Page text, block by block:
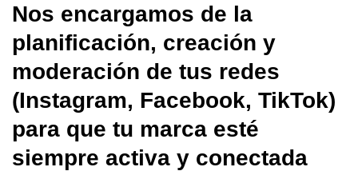
Nos encargamos de la
planificación, creación y
moderación de tus redes
(Instagram, Facebook, TikTok)
para que tu marca esté
siempre activa y conectada